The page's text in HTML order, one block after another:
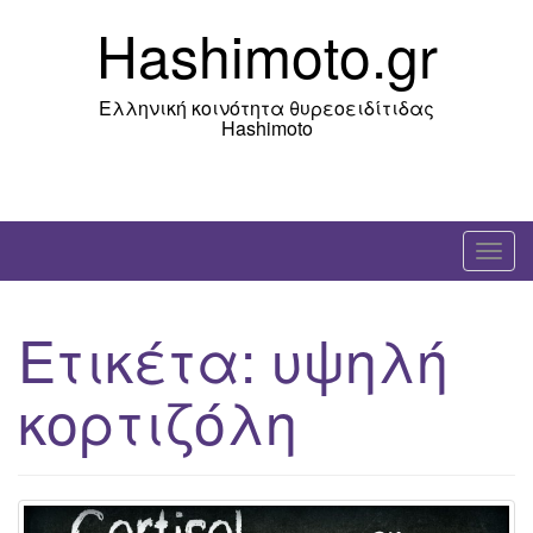
Hashimoto.gr
Ελληνική κοινότητα θυρεοειδίτιδας
Hashimoto
T
o
v
Ετικέτα: υψηλή
κορτιζόλη